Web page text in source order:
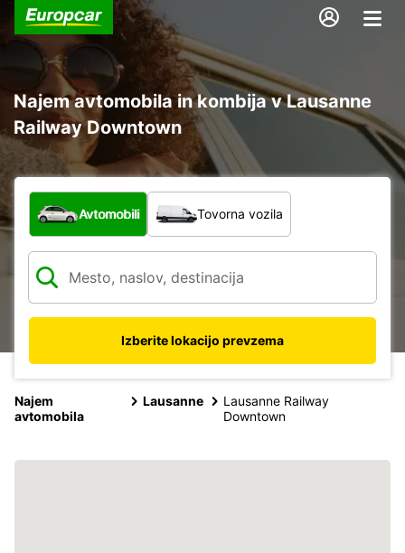
Najem avtomobila in kombija v Lausanne
Railway Downtown
Katera vrsta vozila?
Avtomobili Tovorna vozila
Izberite lokacijo prevzema
Najem
avtomobila
Lausanne
Lausanne Railway
Downtown